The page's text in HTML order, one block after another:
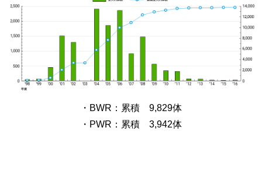
・BWR：累積 9,829体
・PWR：累積 3,942体